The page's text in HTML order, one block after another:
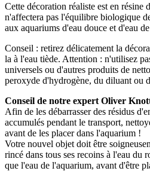
Cette décoration réaliste est en résine
n'affectera pas l'équilibre biologique
aux aquariums d'eau douce et d'eau
Conseil : retirez délicatement la
la à l'eau tiède. Attention : n'utilisez
universels ou d'autres produits de
peroxyde d'hydrogène, du diluant ou
Conseil de notre expert Oliver
Afin de les débarrasser des résidus
accumulés pendant le transport,
avant de les placer dans l'aquarium !
Votre nouvel objet doit être
rincé dans tous ses recoins à l'eau du
que l'eau de l'aquarium, avant d'être